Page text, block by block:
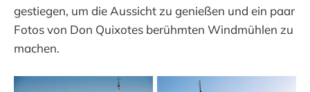
gestiegen, um die Aussicht zu genießen und ein paar
Fotos von Don Quixotes berühmten Windmühlen zu
machen.